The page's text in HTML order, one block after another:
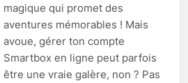
magique qui promet des
aventures mémorables ! Mais
avoue, gérer ton compte
Smartbox en ligne peut parfois
être une vraie galère, non ? Pas